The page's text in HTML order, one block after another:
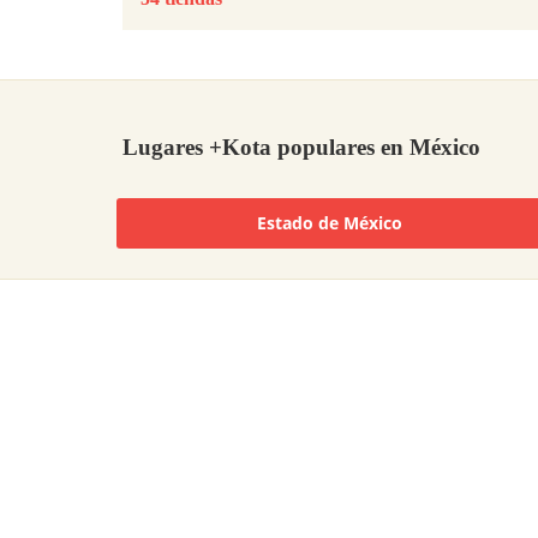
Lugares +Kota populares en México
Estado de México